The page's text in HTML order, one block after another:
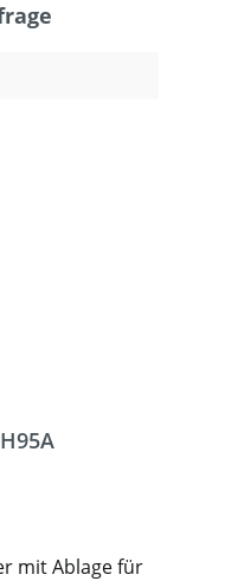
mit Ablage für